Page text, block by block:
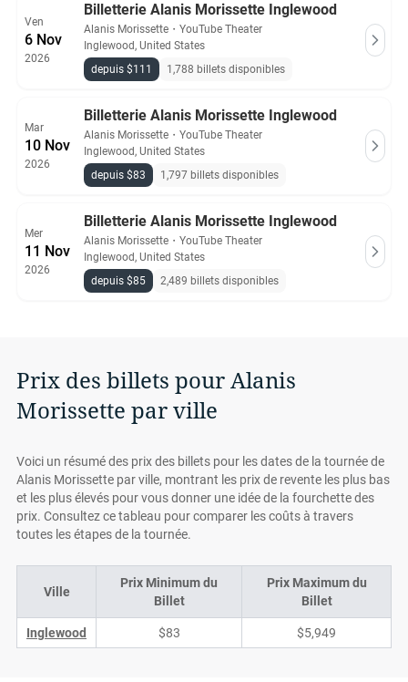
Ven
6 Nov
2026
Billetterie Alanis Morissette Inglewood
Alanis Morissette ・ YouTube Theater
Inglewood, United States
depuis $111
1,788 billets disponibles
Mar
10 Nov
2026
Billetterie Alanis Morissette Inglewood
Alanis Morissette ・ YouTube Theater
Inglewood, United States
depuis $83
1,797 billets disponibles
Mer
11 Nov
2026
Billetterie Alanis Morissette Inglewood
Alanis Morissette ・ YouTube Theater
Inglewood, United States
depuis $85
2,489 billets disponibles
Prix des billets pour Alanis
Morissette par ville
Voici un résumé des prix des billets pour les dates de la tournée de
Alanis Morissette par ville, montrant les prix de revente les plus bas
et les plus élevés pour vous donner une idée de la fourchette des
prix. Consultez ce tableau pour comparer les coûts à travers
toutes les étapes de la tournée.
Ville
Prix Minimum du
Billet
Prix Maximum du
Billet
Inglewood $83 $5,949